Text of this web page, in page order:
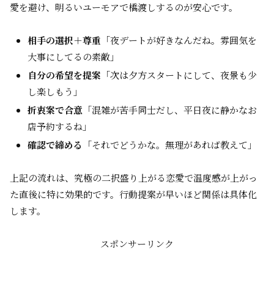
愛を避け、明るいユーモアで橋渡しするのが安心です。
相手の選択＋尊重 「夜デートが好きなんだね。雰囲気を
大事にしてるの素敵」
自分の希望を提案 「次は夕方スタートにして、夜景も少
し楽しもう」
折衷案で合意 「混雑が苦手同士だし、平日夜に静かなお
店予約するね」
確認で締める
「それでどうかな。無理があれば教えて」
上記の流れは、究極の二択盛り上がる恋愛で温度感が上がっ
た直後に特に効果的です。行動提案が早いほど関係は具体化
します。
スポンサーリンク